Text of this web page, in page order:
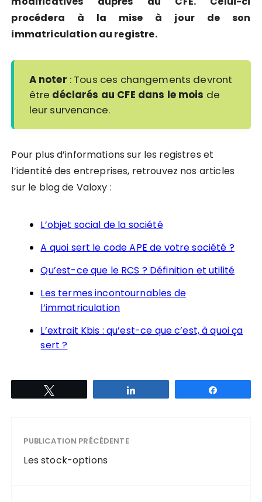
procédera à la mise à jour de son
immatriculation au registre.
A noter : Tous ces changements devront
être déclarés au CFE dans le mois de
leur survenance.
Pour plus d’informations sur les registres et
l’identité des entreprises, retrouvez nos articles
sur le blog de Valoxy :
L’objet social de la société
A quoi sert le code APE de votre société ?
Qu’est-ce que le RCS ? Définition et utilité
Les termes incontournables de
l’immatriculation
L’extrait Kbis : qu’est-ce que c’est, à quoi ça
sert ?
PUBLICATION PRÉCÉDENTE
Les stock-options